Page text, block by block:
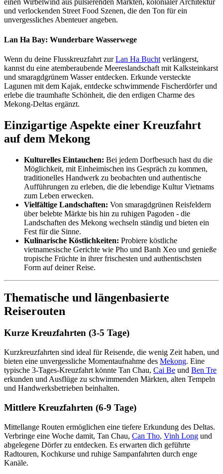
einen Wirbelwind aus pulsierenden Märkten, kolonialer Architektur
und verlockenden Street Food Szenen, die den Ton für ein
unvergessliches Abenteuer angeben.
Lan Ha Bay: Wunderbare Wasserwege
Wenn du deine Flusskreuzfahrt zurLan Ha Bucht verlängerst,
kannst du eine atemberaubende Meereslandschaft mit Kalksteinkarst
und smaragdgrünem Wasser entdecken. Erkunde versteckte
Lagunen mit dem Kajak, entdecke schwimmende Fischerdörfer und
erlebe die traumhafte Schönheit, die den erdigen Charme des
Mekong-Deltas ergänzt.
Einzigartige Aspekte einer Kreuzfahrt
auf dem Mekong
Kulturelles Eintauchen: Bei jedem Dorfbesuch hast du die
Möglichkeit, mit Einheimischen ins Gespräch zu kommen,
traditionelles Handwerk zu beobachten und authentische
Aufführungen zu erleben, die die lebendige Kultur Vietnams
zum Leben erwecken.
Vielfältige Landschaften: Von smaragdgrünen Reisfeldern
über belebte Märkte bis hin zu ruhigen Pagoden - die
Landschaften des Mekong wechseln ständig und bieten ein
Fest für die Sinne.
Kulinarische Köstlichkeiten: Probiere köstliche
vietnamesische Gerichte wie Pho und Banh Xeo und genieße
tropische Früchte in ihrer frischesten und authentischsten
Form auf deiner Reise.
Thematische und längenbasierte
Reiserouten
Kurze Kreuzfahrten (3-5 Tage)
Kurzkreuzfahrten sind ideal für Reisende, die wenig Zeit haben, und
bieten eine unvergessliche Momentaufnahme des Mekong. Eine
typische 3-Tages-Kreuzfahrt könnte Tan Chau, Cai Be und Ben Tre
erkunden und Ausflüge zu schwimmenden Märkten, alten Tempeln
und Handwerksbetrieben beinhalten.
Mittlere Kreuzfahrten (6-9 Tage)
Mittellange Routen ermöglichen eine tiefere Erkundung des Deltas.
Verbringe eine Woche damit, Tan Chau, Can Tho, Vinh Long und
abgelegene Dörfer zu entdecken. Es erwarten dich geführte
Radtouren, Kochkurse und ruhige Sampanfahrten durch enge
Kanäle.